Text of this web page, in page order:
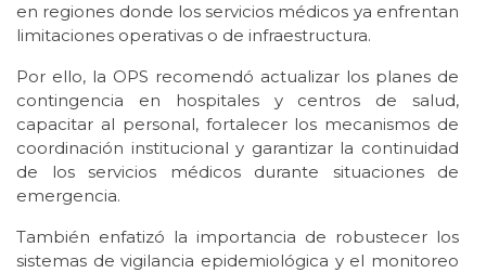
en regiones donde los servicios médicos ya enfrentan
limitaciones operativas o de infraestructura.
Por ello, la OPS recomendó actualizar los planes de
contingencia en hospitales y centros de salud,
capacitar al personal, fortalecer los mecanismos de
coordinación institucional y garantizar la continuidad
de los servicios médicos durante situaciones de
emergencia.
También enfatizó la importancia de robustecer los
sistemas de vigilancia epidemiológica y el monitoreo